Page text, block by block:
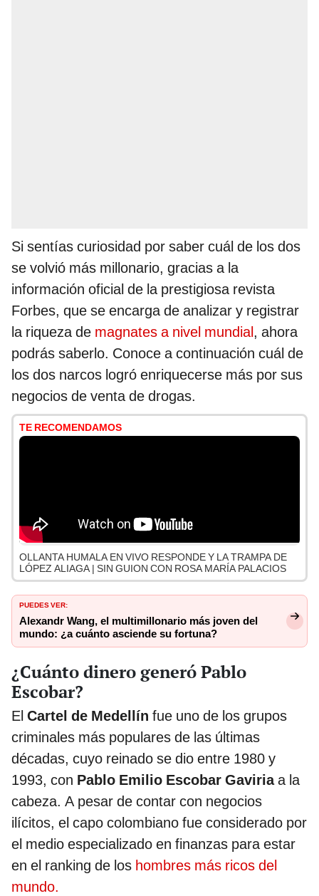
Si sentías curiosidad por saber cuál de los dos
se volvió más millonario, gracias a la
información oficial de la prestigiosa revista
Forbes, que se encarga de analizar y registrar
la riqueza de magnates a nivel mundial, ahora
podrás saberlo. Conoce a continuación cuál de
los dos narcos logró enriquecerse más por sus
negocios de venta de drogas.
TE RECOMENDAMOS
OLLANTA HUMALA EN VIVO RESPONDE Y LA TRAMPA DE
LÓPEZ ALIAGA | SIN GUION CON ROSA MARÍA PALACIOS
PUEDES VER:
Alexandr Wang, el multimillonario más joven del
mundo: ¿a cuánto asciende su fortuna?
¿Cuánto dinero generó Pablo
Escobar?
El Cartel de Medellín fue uno de los grupos
criminales más populares de las últimas
décadas, cuyo reinado se dio entre 1980 y
1993, con Pablo Emilio Escobar Gaviriaa la
cabeza. A pesar de contar con negocios
ilícitos, el capo colombiano fue considerado por
el medio especializado en finanzas para estar
en el ranking de los hombres más ricos del
mundo.